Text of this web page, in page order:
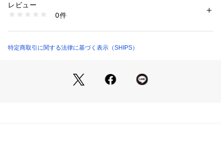
いポイントです。
イル柄を融合させたニット。
シックなモノトーンカラーやファンシーなカラー展開もあり、
生産国：中国
1150000036477
レビュー
0件
特定商取引に関する法律に基づく表示（SHIPS）